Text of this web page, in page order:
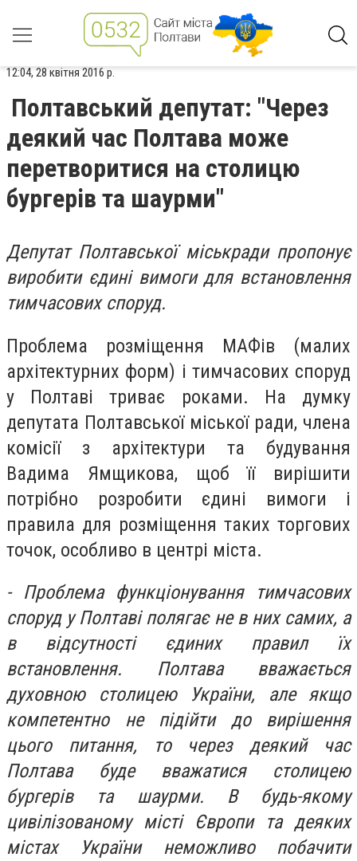
12:04, 28 квітня 2016 р.
Полтавський депутат: "Через
деякий час Полтава може
перетворитися на столицю
бургерів та шаурми"
Депутат Полтавської міськради пропонує
виробити єдині вимоги для встановлення
тимчасових споруд.
Проблема розміщення МАФів (малих
архітектурних форм) і тимчасових споруд
у Полтаві триває роками. На думку
депутата Полтавської міської ради, члена
комісії з архітектури та будування
Вадима Ямщикова, щоб її вирішити
потрібно розробити єдині вимоги і
правила для розміщення таких торгових
точок, особливо в центрі міста.
- Проблема функціонування тимчасових
споруд у Полтаві полягає не в них самих, а
в відсутності єдиних правил їх
встановлення. Полтава вважається
духовною столицею України, але якщо
компетентно не підійти до вирішення
цього питання, то через деякий час
Полтава буде вважатися столицею
бургерів та шаурми. В будь-якому
цивілізованому місті Європи та деяких
містах України неможливо побачити